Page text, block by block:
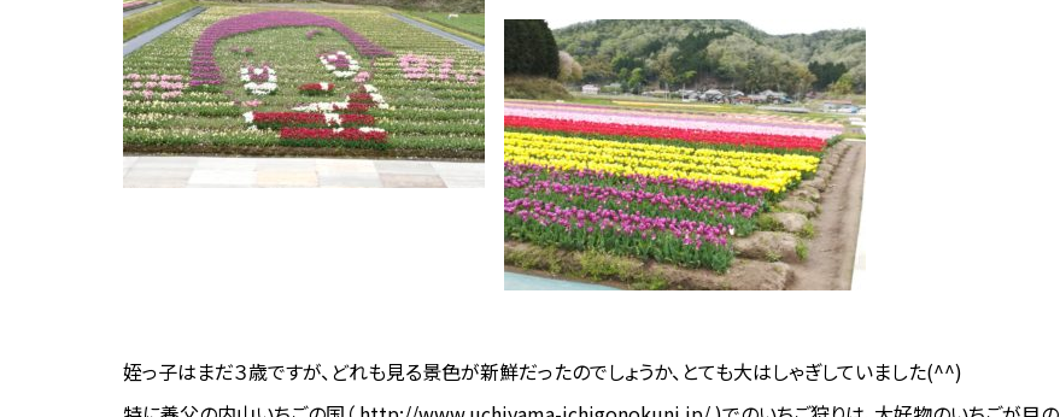
姪っ子はまだ３歳ですが、どれも見る景色が新鮮だったのでしょうか、とても大はしゃぎしていました(^^)